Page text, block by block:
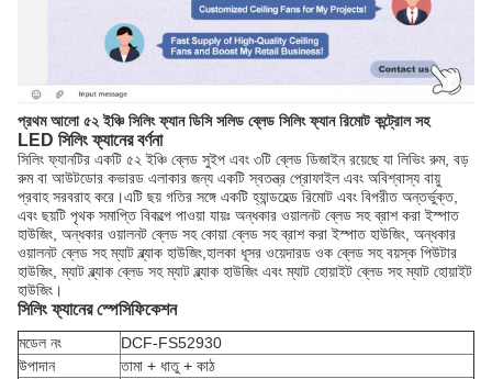
প্রথম আলো ৫২ ইঞ্চি সিলিং ফ্যান ডিসি সলিড ব্লেড সিলিং ফ্যান রিমোট কন্ট্রোল সহ
LED সিলিং ফ্যানের বর্ণনা
সিলিং ফ্যানটির একটি ৫২ ইঞ্চি ব্লেড সুইপ এবং ৩টি ব্লেড ডিজাইন রয়েছে যা লিভিং রুম, বড়
রুম বা আউটডোর কভারড এলাকার জন্য একটি স্বতন্ত্র প্রোফাইল এবং অবিশ্বাস্য বায়ু
প্রবাহ সরবরাহ করে।এটি ছয় গতির সঙ্গে একটি হ্যান্ডহেল্ড রিমোট এবং বিপরীত অন্তর্ভুক্ত,
এবং ছয়টি পৃথক সমাপ্তি বিকল্পে পাওয়া যায়ঃ অন্ধকার ওয়ালনট ব্লেড সহ ব্রাশ করা ইস্পাত
হাউজিং, অন্ধকার ওয়ালনট ব্লেড সহ কোয়া ব্লেড সহ ব্রাশ করা ইস্পাত হাউজিং, অন্ধকার
ওয়ালনট ব্লেড সহ ম্যাট ব্ল্যাক হাউজিং,হালকা ধূসর ওয়েদারড ওক ব্লেড সহ বয়স্ক পিউটার
হাউজিং, ম্যাট ব্ল্যাক ব্লেড সহ ম্যাট ব্ল্যাক হাউজিং এবং ম্যাট হোয়াইট ব্লেড সহ ম্যাট হোয়াইট
হাউজিং।
সিলিং ফ্যানের স্পেসিফিকেশন
মডেল নং
DCF-FS52930
উপাদান
তামা + ধাতু + কাঠ